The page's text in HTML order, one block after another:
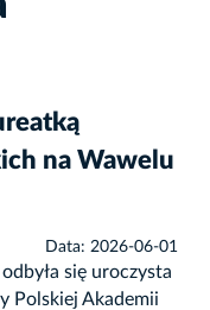
na Wawelu
Data: 2026-06-01
się uroczysta
Polskiej Akademii